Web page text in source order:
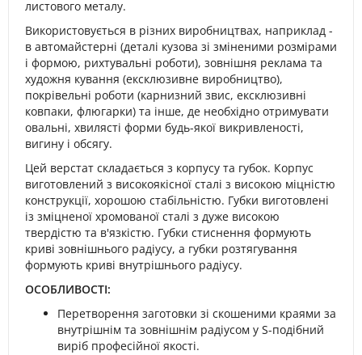
листового металу.
Використовується в різних виробництвах, наприклад -
в автомайстерні (деталі кузова зі зміненими розмірами
і формою, рихтувальні роботи), зовнішня реклама та
художня кування (ексклюзивне виробництво),
покрівельні роботи (карнизний звис, ексклюзивні
ковпаки, флюгарки) та інше, де необхідно отримувати
овальні, хвилясті форми будь-якої викривленості,
вигину і обсягу.
Цей верстат складається з корпусу та губок. Корпус
виготовлений з високоякісної сталі з високою міцністю
конструкції, хорошою стабільністю. Губки виготовлені
із зміцненої хромованої сталі з дуже високою
твердістю та в'язкістю. Губки стиснення формують
криві зовнішнього радіусу, а губки розтягування
формують криві внутрішнього радіусу.
ОСОБЛИВОСТІ:
Перетворення заготовки зі скошеними краями за
внутрішнім та зовнішнім радіусом у S-подібний
виріб професійної якості.